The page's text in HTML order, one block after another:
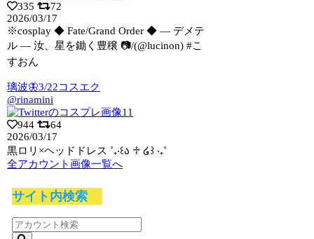
335
72
2026/03/17
※cosplay ◆ Fate/Grand Order ◆ ― デメテ
ル ―汝、星を鋤く豊穣 📷/(@lucinon) #こ
すおん
璃波🦋3/22コスエク
@rinamini
944
64
2026/03/17
黒ロリ×ヘッドドレス ˚₊‧꒰ა ♱ ໒꒱ ‧₊˚
全アカウント画像一覧へ
サイト内検索